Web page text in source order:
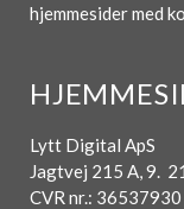
hjemmesider med
Lytt Digital ApS
Jagtvej 215 A, 9.
CVR nr.: 36537930